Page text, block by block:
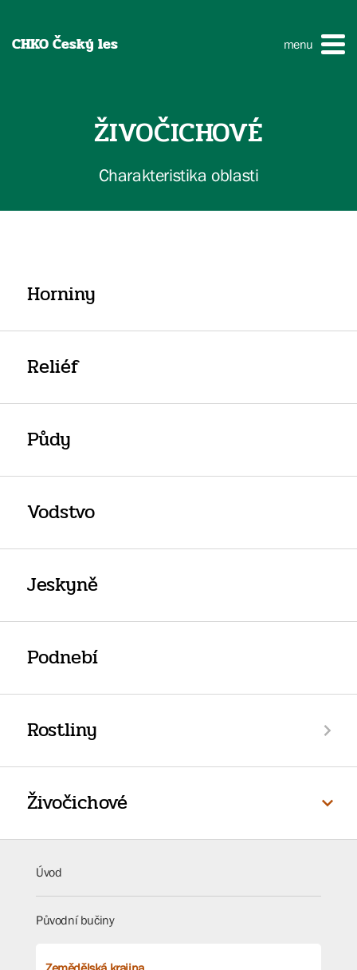
CHKO Český les menu
ŽIVOČICHOVÉ
Charakteristika oblasti
Horniny
Reliéf
Půdy
Vodstvo
Jeskyně
Podnebí
Rostliny
Živočichové
Úvod
Původní bučiny